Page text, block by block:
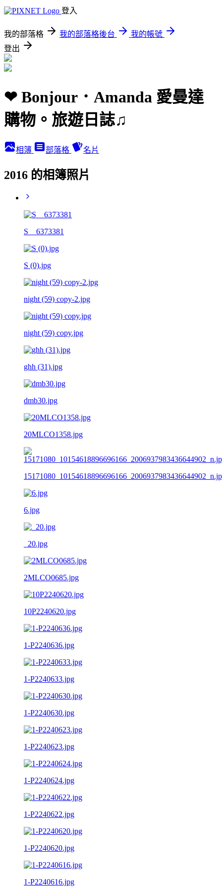
登入
我的部落格 我的部落格後台
我的帳號
登出
❤ Bonjour．Amanda 愛曼達
購物。旅遊日誌♫
相簿 部落格 名片
2016 的相簿照片
S__6373381
S (0).jpg
night (59) copy-2.jpg
night (59) copy.jpg
ghh (31).jpg
dmb30.jpg
20MLCO1358.jpg
6.jpg
_20.jpg
2MLCO0685.jpg
10P2240620.jpg
1-P2240636.jpg
1-P2240633.jpg
1-P2240630.jpg
1-P2240623.jpg
1-P2240624.jpg
1-P2240622.jpg
1-P2240620.jpg
1-P2240616.jpg